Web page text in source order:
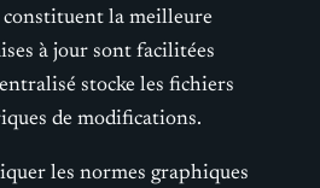
la meilleure
à jour sont facilitées
stocke les fichiers
de modifications.
les normes graphiques